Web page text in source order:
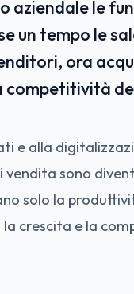
aziendale le
un tempo le
ora
competitività
e alla
sono
solo la
la crescita e la